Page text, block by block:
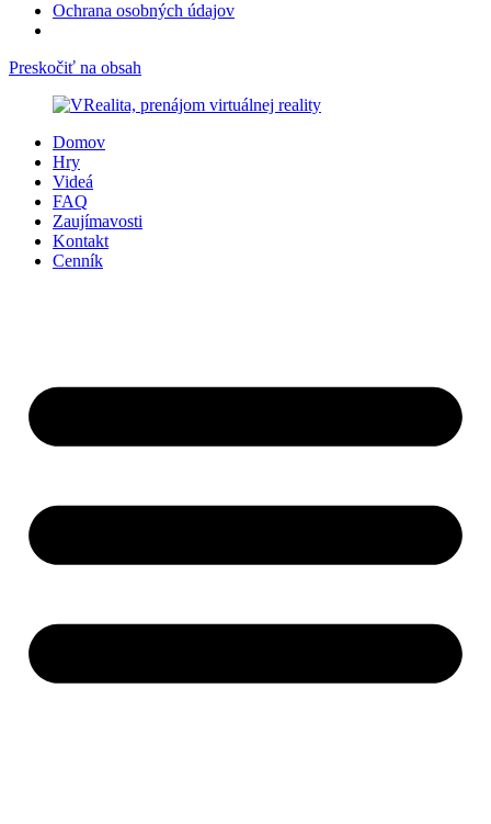
Ochrana osobných údajov
Preskočiť na obsah
Domov
Hry
Videá
FAQ
Zaujímavosti
Kontakt
Cenník